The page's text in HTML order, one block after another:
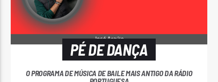
PÉ DE DANÇA
O PROGRAMA DE MÚSICA DE BAILE MAIS ANTIGO DA RÁDIO